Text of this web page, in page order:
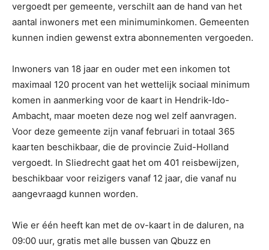
vergoedt per gemeente, verschilt aan de hand van het
aantal inwoners met een minimuminkomen. Gemeenten
kunnen indien gewenst extra abonnementen vergoeden.
Inwoners van 18 jaar en ouder met een inkomen tot
maximaal 120 procent van het wettelijk sociaal minimum
komen in aanmerking voor de kaart in Hendrik-Ido-
Ambacht, maar moeten deze nog wel zelf aanvragen.
Voor deze gemeente zijn vanaf februari in totaal 365
kaarten beschikbaar, die de provincie Zuid-Holland
vergoedt. In Sliedrecht gaat het om 401 reisbewijzen,
beschikbaar voor reizigers vanaf 12 jaar, die vanaf nu
aangevraagd kunnen worden.
Wie er één heeft kan met de ov-kaart in de daluren, na
09:00 uur, gratis met alle bussen van Qbuzz en